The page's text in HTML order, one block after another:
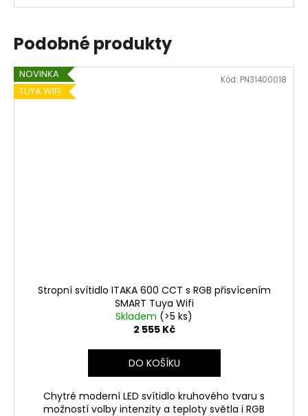
Podobné produkty
NOVINKA
TUYA WIFI
Stropní svítidlo ITAKA 600 CCT s RGB přisvícením
SMART Tuya Wifi
Skladem (>5 ks)
2 555 Kč
DO KOŠÍKU
Chytré moderní LED svítidlo kruhového tvaru s
možností volby intenzity a teploty světla i RGB
Kód: PN31400018